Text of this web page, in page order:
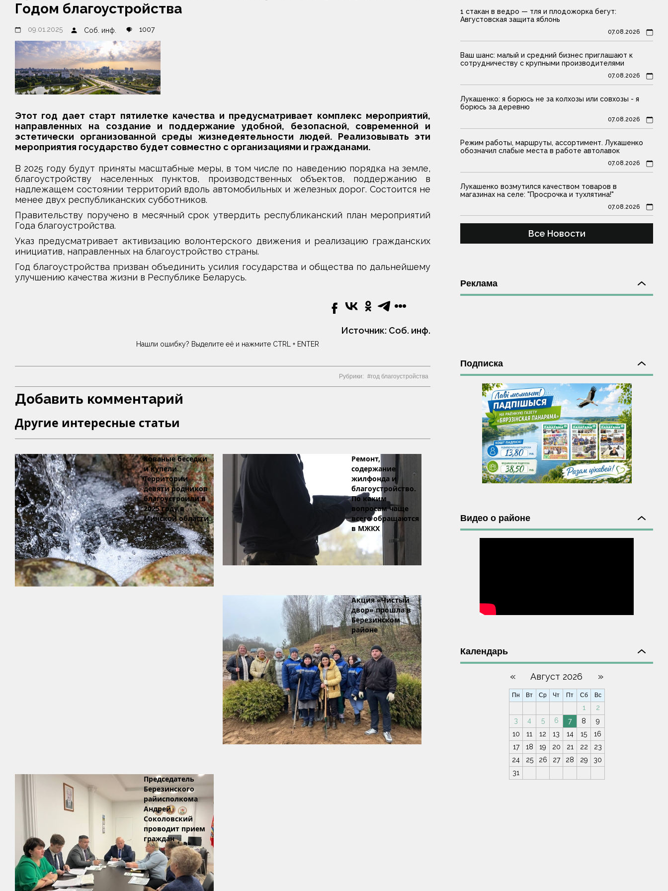
Годом благоустройства
09.01.2025 Соб. инф. 1007
Этот год дает старт пятилетке качества и предусматривает комплекс мероприятий,
направленных на создание и поддержание удобной, безопасной, современной и
эстетически организованной среды жизнедеятельности людей. Реализовывать эти
мероприятия государство будет совместно с организациями и гражданами.
В 2025 году будут приняты масштабные меры, в том числе по наведению порядка на земле,
благоустройству населенных пунктов, производственных объектов, поддержанию в
надлежащем состоянии территорий вдоль автомобильных и железных дорог. Состоится не
менее двух республиканских субботников.
Правительству поручено в месячный срок утвердить республиканский план мероприятий
Года благоустройства.
Указ предусматривает активизацию волонтерского движения и реализацию гражданских
инициатив, направленных на благоустройство страны.
Год благоустройства призван объединить усилия государства и общества по дальнейшему
улучшению качества жизни в Республике Беларусь.
Источник: Соб. инф.
Нашли ошибку? Выделите её и нажмите CTRL + ENTER
Рубрики: год благоустройства
Добавить комментарий
Другие интересные статьи
Кованые беседки
и купели.
Территории
девяти родников
благоустроили в
2025 году в
Минской области
Ремонт,
содержание
жилфонда и
благоустройство.
По каким
вопросам чаще
всего обращаются
в МЖКХ
Акция «Чистый
двор» прошла в
Березинском
районе
Председатель
Березинского
райисполкома
Андрей
Соколовский
проводит прием
граждан
1 стакан в ведро — тля и плодожорка бегут:
Августовская защита яблонь
07.08.2026
Ваш шанс: малый и средний бизнес приглашают к
сотрудничеству с крупными производителями
07.08.2026
Лукашенко: я борюсь не за колхозы или совхозы - я
борюсь за деревню
07.08.2026
Режим работы, маршруты, ассортимент. Лукашенко
обозначил слабые места в работе автолавок
07.08.2026
Лукашенко возмутился качеством товаров в
магазинах на селе: "Просрочка и тухлятина!"
07.08.2026
Все Новости
Реклама
Подписка
Видео о районе
Календарь
« Август 2026 »
Пн Вт Ср Чт Пт Сб Вс
1
2
3
4 5 6 7 8
9
10
11 12 13 14 15
16
17
18 19 20 21 22
23
24
25 26 27 28 29
30
31